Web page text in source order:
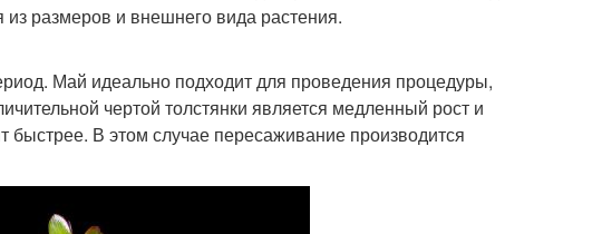
размеров и внешнего вида растения.
Май идеально подходит для проведения процедуры,
чертой толстянки является медленный рост и
быстрее. В этом случае пересаживание производится